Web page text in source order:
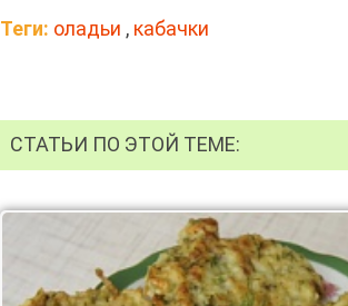
Теги: оладьи , кабачки
СТАТЬИ ПО ЭТОЙ ТЕМЕ: